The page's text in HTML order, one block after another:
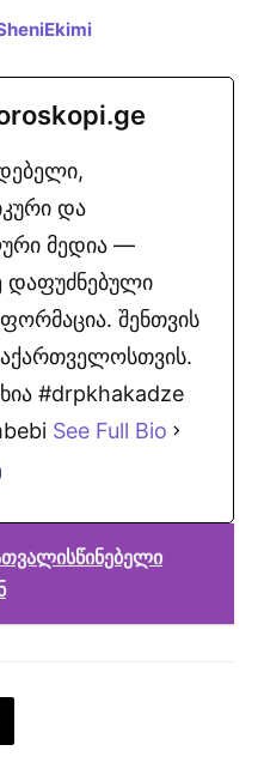
და
მედია —
დაფუძნებული
შენთვის
#drpkhakadze
See Full Bio